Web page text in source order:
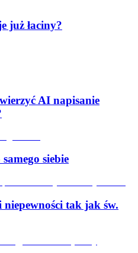
już łaciny?
AI napisanie
siebie
niepewności tak jak św.